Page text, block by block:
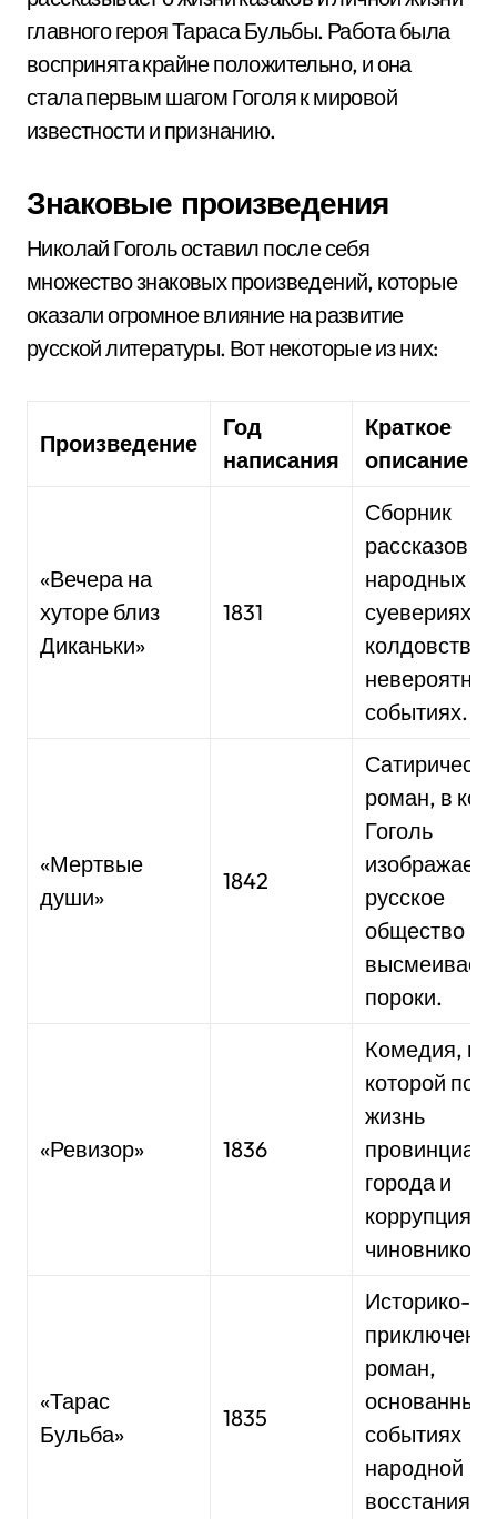
главного героя Тараса Бульбы. Работа была
воспринята крайне положительно, и она
стала первым шагом Гоголя к мировой
известности и признанию.
Знаковые произведения
Николай Гоголь оставил после себя
множество знаковых произведений, которые
оказали огромное влияние на развитие
русской литературы. Вот некоторые из них:
Произведение
Год
написания
Краткое
описание
«Вечера на
хуторе близ
Диканьки»
1831
Сборник
рассказов о
народных
суевериях,
колдовстве
событиях.
«Мертвые
души»
1842
роман, в
Гоголь
изображает
русское
общество и
высмеивает
пороки.
«Ревизор» 1836
Комедия, в
которой
жизнь
города и
коррупция
чиновников.
«Тарас
Бульба»
1835
Историко-
роман,
основанный
событиях
народной
восстания 17